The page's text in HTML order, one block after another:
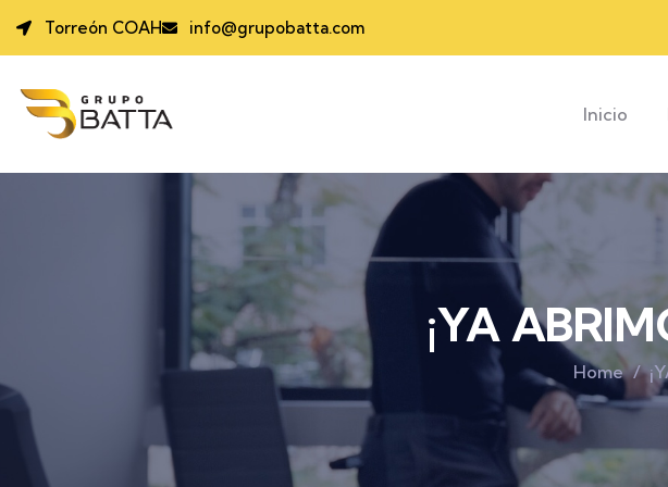
Torreón COAH info@grupobatta.com
Inicio
¡YA
Home